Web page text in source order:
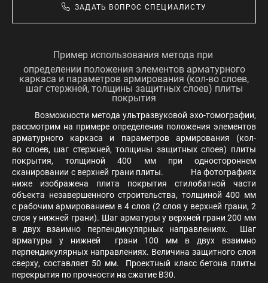
ЗАДАТЬ ВОПРОС СПЕЦИАЛИСТУ
Пример использования метода при
определении положения элементов арматурного
каркаса и параметров армирования (кол-во слоев,
шаг стержней, толщины защитных слоев) плиты
покрытия
Возможности метода ультразвуковой эхо-томографии,
рассмотрим на примере определения положения элементов
арматурного каркаса и параметров армирования (кол-
во слоев, шаг стержней, толщины защитных слоев) плиты
покрытия, толщиной 400 мм при одностороннем
сканировании с верхней грани плиты. На фотографиях
ниже изображена плита покрытия стилобатной части
объекта незавершенного строительства, толщиной 400 мм
с рабочим армированием в 4 слоя (2 слоя у верхней грани, 2
слоя у нижней грани). Шаг арматуры у верхней грани 200 мм
в двух взаимно перпендикулярных направлениях. Шаг
арматуры у нижней грани 100 мм в двух взаимно
перпендикулярных направлениях. Величина защитного слоя
сверху, составляет 50 мм. Проектный класс бетона плиты
перекрытия по прочности на сжатие В30.